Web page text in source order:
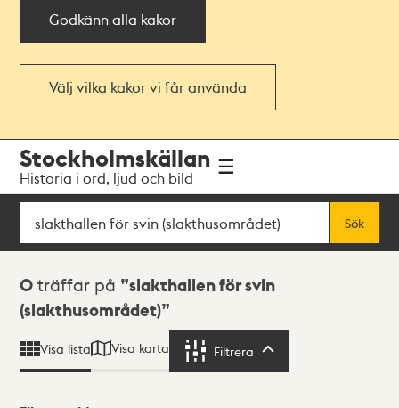
Godkänn alla kakor
Välj vilka kakor vi får använda
navigationen
huvudinnehållet
Stockholmskällan
Historia i ord, ljud och bild
Sök
Sök
Sökresultat
0 träffar på
slakthallen för svin
(slakthusområdet)
Visa lista Visa karta Filtrera